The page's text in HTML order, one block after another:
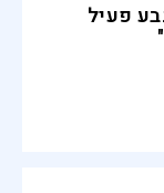
פעיל